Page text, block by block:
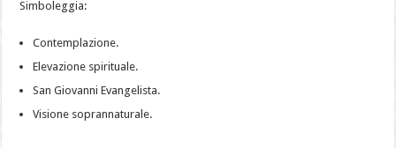
Simboleggia:
Contemplazione.
Elevazione spirituale.
San Giovanni Evangelista.
Visione soprannaturale.